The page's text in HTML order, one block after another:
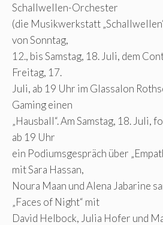
Schallwellen-Orchester
(die Musikwerkstatt
von Sonntag,
12., bis Samstag, 18. Juli, dem
Freitag, 17.
Juli, ab 19 Uhr im Glassalon
Gaming einen
„Hausball“. Am Samstag, 18. Juli,
ab 19 Uhr
ein Podiumsgespräch über
mit Sara Hassan,
Noura Maan und Alena Jabarine
„Faces of Night“ mit
David Helbock, Julia Hofer und